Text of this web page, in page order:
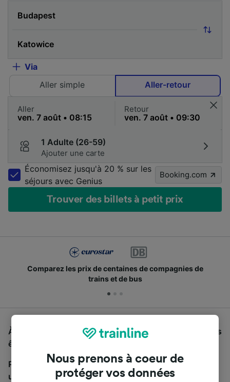
Via
Aller simple
Aller-retour
Aller Retour
1 Adulte (26-59)
Ajouter une carte
Économisez jusqu'à 20 % sur les
séjours avec Genius
Booking.com
Trouver des billets à petit prix
Comparez les prix de centaines de compagnies de
trains et de bus
À la recherche d'un bus de Budapest à Katowice, vous
êtes au bon endroit.
Pour trouver des billets de bus, lancez simplement
une recherche ci-dessus. Nous comparons les temps
Nous prenons à coeur de
protéger vos données